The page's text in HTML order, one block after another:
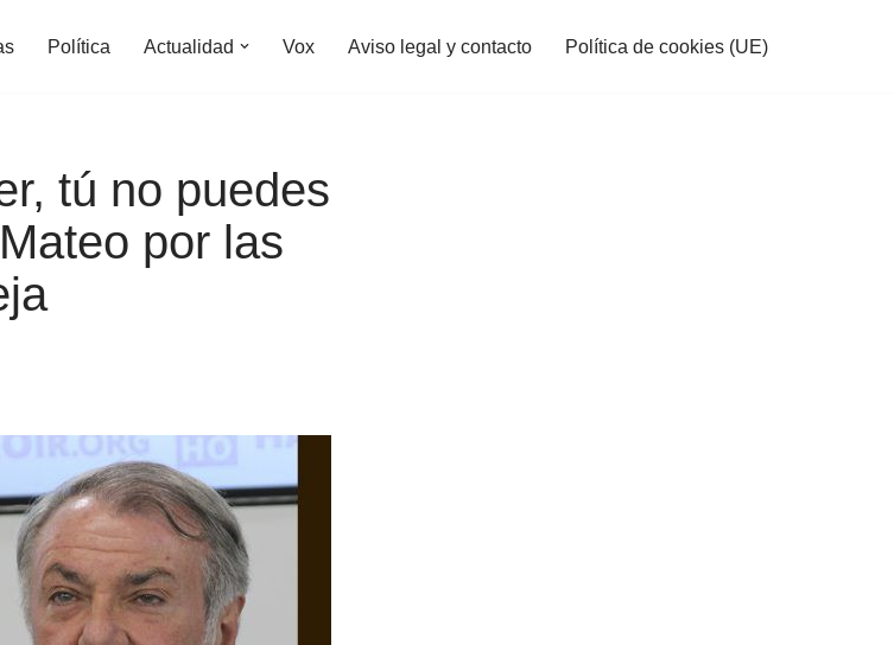
Política Actualidad Vox Aviso legal y contacto Política de cookies (UE)
tú no puedes
por las